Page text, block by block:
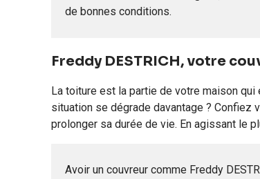
de bonnes conditions.
Freddy DESTRICH, votre
La toiture est la partie de votre maison
situation se dégrade davantage ? Confiez
prolonger sa durée de vie. En agissant le
Avoir un couvreur comme Freddy